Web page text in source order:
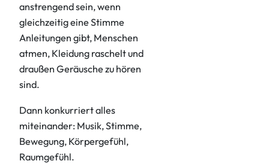
anstrengend sein, wenn
gleichzeitig eine Stimme
Anleitungen gibt, Menschen
atmen, Kleidung raschelt und
draußen Geräusche zu hören
sind.
Dann konkurriert alles
miteinander: Musik, Stimme,
Bewegung, Körpergefühl,
Raumgefühl.